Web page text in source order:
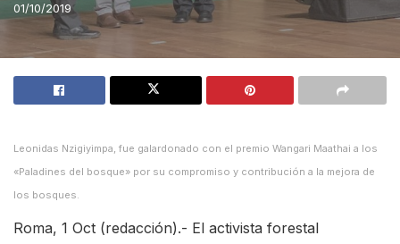
01/10/2019
Leonidas Nzigiyimpa, fue galardonado con el premio Wangari Maathai a los
«Paladines del bosque» por su compromiso y contribución a la mejora de
los bosques.
Roma, 1 Oct (redacción).- El activista forestal